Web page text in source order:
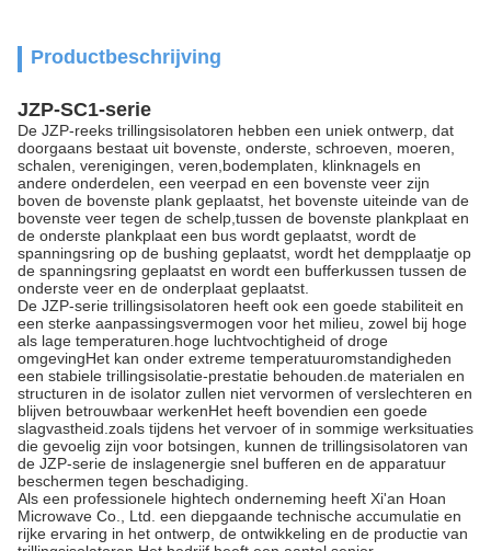
Productbeschrijving
JZP-SC1-serie
De JZP-reeks trillingsisolatoren hebben een uniek ontwerp, dat
doorgaans bestaat uit bovenste, onderste, schroeven, moeren,
schalen, verenigingen, veren,bodemplaten, klinknagels en
andere onderdelen, een veerpad en een bovenste veer zijn
boven de bovenste plank geplaatst, het bovenste uiteinde van de
bovenste veer tegen de schelp,tussen de bovenste plankplaat en
de onderste plankplaat een bus wordt geplaatst, wordt de
spanningsring op de bushing geplaatst, wordt het dempplaatje op
de spanningsring geplaatst en wordt een bufferkussen tussen de
onderste veer en de onderplaat geplaatst.
De JZP-serie trillingsisolatoren heeft ook een goede stabiliteit en
een sterke aanpassingsvermogen voor het milieu, zowel bij hoge
als lage temperaturen.hoge luchtvochtigheid of droge
omgevingHet kan onder extreme temperatuuromstandigheden
een stabiele trillingsisolatie-prestatie behouden.de materialen en
structuren in de isolator zullen niet vervormen of verslechteren en
blijven betrouwbaar werkenHet heeft bovendien een goede
slagvastheid.zoals tijdens het vervoer of in sommige werksituaties
die gevoelig zijn voor botsingen, kunnen de trillingsisolatoren van
de JZP-serie de inslagenergie snel bufferen en de apparatuur
beschermen tegen beschadiging.
Als een professionele hightech onderneming heeft Xi'an Hoan
Microwave Co., Ltd. een diepgaande technische accumulatie en
rijke ervaring in het ontwerp, de ontwikkeling en de productie van